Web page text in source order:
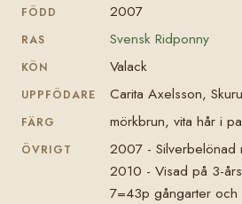
FÖDD 2007
RAS Svensk Ridponny
KÖN Valack
UPPFÖDARE Carita Axelsson,
FÄRG mörkbrun, vita hår i
ÖVRIGT
2007 -
2010 - Visad på 3-
7=43p gångarter